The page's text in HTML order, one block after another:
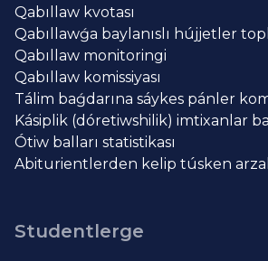
Qabıllaw kvotası
Qabıllawǵa baylanıslı hújjetler
Qabıllaw monitoringi
Qabıllaw komissiyası
Tálim baǵdarına sáykes pánler
Kásiplik (dóretiwshilik) imtixanlar
Ótiw balları statistikası
Abiturientlerden kelip túsken
Studentlerge